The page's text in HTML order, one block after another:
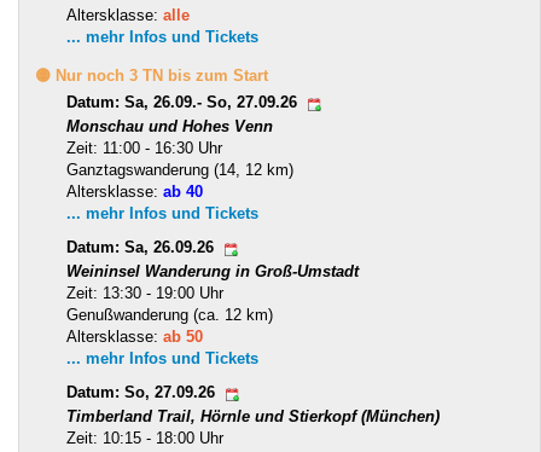
Altersklasse: alle
... mehr Infos und Tickets
🟡 Nur noch 3 TN bis zum Start
Datum: Sa, 26.09.- So, 27.09.26
Monschau und Hohes Venn
Zeit: 11:00 - 16:30 Uhr
Ganztagswanderung (14, 12 km)
Altersklasse: ab 40
... mehr Infos und Tickets
Datum: Sa, 26.09.26
Weininsel Wanderung in Groß-Umstadt
Zeit: 13:30 - 19:00 Uhr
Genußwanderung (ca. 12 km)
Altersklasse: ab 50
... mehr Infos und Tickets
Datum: So, 27.09.26
Timberland Trail, Hörnle und Stierkopf (München)
Zeit: 10:15 - 18:00 Uhr